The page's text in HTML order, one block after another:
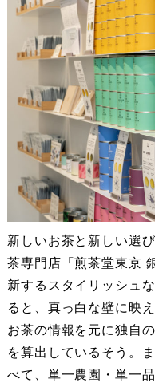
新しいお茶と新しい選
茶専門店「煎茶堂東京
新するスタイリッシュ
ると、真っ白な壁に映
お茶の情報を元に独自
を算出しているそう。
べて、単一農園・単一